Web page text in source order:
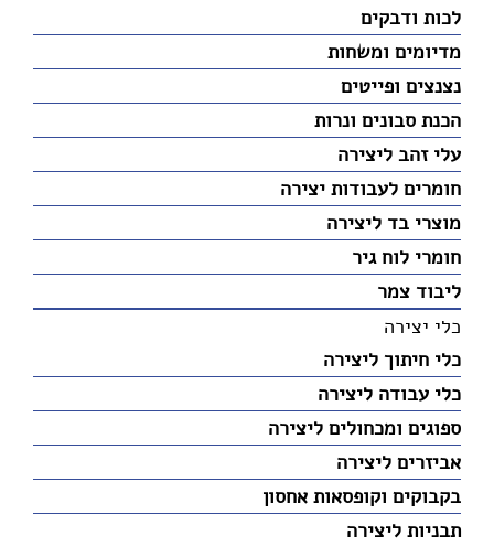
לכות ודבקים
מדיומים ומשחות
נצנצים ופייטים
הכנת סבונים ונרות
עלי זהב ליצירה
חומרים לעבודות יצירה
מוצרי בד ליצירה
חומרי לוח גיר
ליבוד צמר
כלי יצירה
כלי חיתוך ליצירה
כלי עבודה ליצירה
ספוגים ומכחולים ליצירה
אביזרים ליצירה
בקבוקים וקופסאות אחסון
תבניות ליצירה